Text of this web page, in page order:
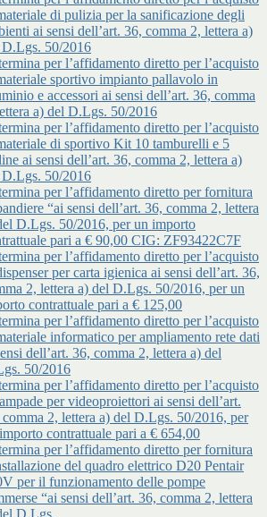
di pulizia per la sanificazione degli
ai sensi dell’art. 36, comma 2, lettera a)
50/2016
per l’affidamento diretto per l’acquisto
sportivo impianto pallavolo in
e accessori ai sensi dell’art. 36, comma
a) del D.Lgs. 50/2016
per l’affidamento diretto per l’acquisto
di sportivo Kit 10 tamburelli e 5
ai sensi dell’art. 36, comma 2, lettera a)
50/2016
per l’affidamento diretto per fornitura
“ai sensi dell’art. 36, comma 2, lettera
D.Lgs. 50/2016, per un importo
pari a € 90,00 CIG: ZF93422C7F
per l’affidamento diretto per l’acquisto
per carta igienica ai sensi dell’art. 36,
2, lettera a) del D.Lgs. 50/2016, per un
contrattuale pari a € 125,00
per l’affidamento diretto per l’acquisto
informatico per ampliamento rete dati
dell’art. 36, comma 2, lettera a) del
50/2016
per l’affidamento diretto per l’acquisto
per videoproiettori ai sensi dell’art.
2, lettera a) del D.Lgs. 50/2016, per
contrattuale pari a € 654,00
per l’affidamento diretto per fornitura
del quadro elettrico D20 Pentair
per il funzionamento delle pompe
“ai sensi dell’art. 36, comma 2, lettera